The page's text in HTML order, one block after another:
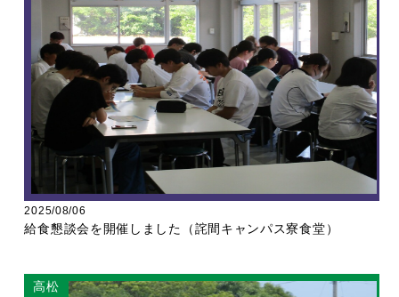
2025/08/06
給食懇談会を開催しました（詫間キャンパス寮食堂）
高松